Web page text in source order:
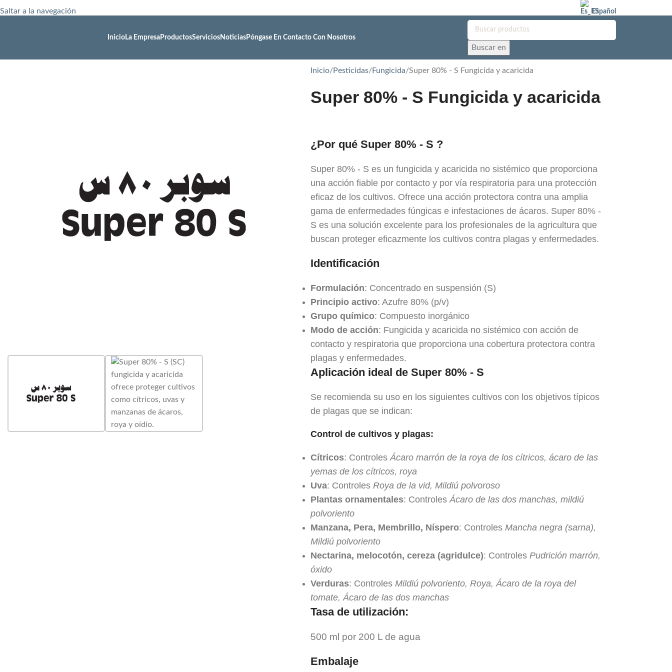
Saltar a la navegación
Español
InicioLa EmpresaProductosServiciosNoticiasPóngase En Contacto Con Nosotros
Buscar en
Inicio Pesticidas Fungicida Super 80% - S Fungicida y acaricida
Super 80% - S Fungicida y acaricida
¿Por qué Super 80% - S ?
Super 80% - S es un fungicida y acaricida no sistémico que proporciona
una acción fiable por contacto y por vía respiratoria para una protección
eficaz de los cultivos. Ofrece una acción protectora contra una amplia
gama de enfermedades fúngicas e infestaciones de ácaros. Super 80% -
S es una solución excelente para los profesionales de la agricultura que
buscan proteger eficazmente los cultivos contra plagas y enfermedades.
Identificación
Formulación: Concentrado en suspensión (S)
Principio activo: Azufre 80% (p/v)
Grupo químico: Compuesto inorgánico
Modo de acción: Fungicida y acaricida no sistémico con acción de
contacto y respiratoria que proporciona una cobertura protectora contra
plagas y enfermedades.
Aplicación ideal de Super 80% - S
Se recomienda su uso en los siguientes cultivos con los objetivos típicos
de plagas que se indican:
Control de cultivos y plagas:
Cítricos: ControlesÁcaro marrón de la roya de los cítricos, ácaro de las
yemas de los cítricos, roya
Uva: Controles Roya de la vid, Mildiú polvoroso
Plantas ornamentales: ControlesÁcaro de las dos manchas, mildiú
polvoriento
Manzana, Pera, Membrillo, Níspero: Controles Mancha negra (sarna),
Mildiú polvoriento
Nectarina, melocotón, cereza (agridulce): Controles Pudrición marrón,
óxido
Verduras: Controles Mildiú polvoriento, Roya, Ácaro de la roya del
tomate, Ácaro de las dos manchas
Tasa de utilización:
500 ml por 200 L de agua
Embalaje